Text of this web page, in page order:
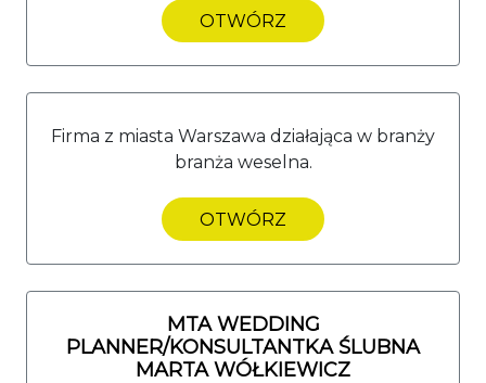
OTWÓRZ
Firma z miasta Warszawa działająca w branży
branża weselna.
OTWÓRZ
MTA WEDDING
PLANNER/KONSULTANTKA ŚLUBNA
MARTA WÓŁKIEWICZ